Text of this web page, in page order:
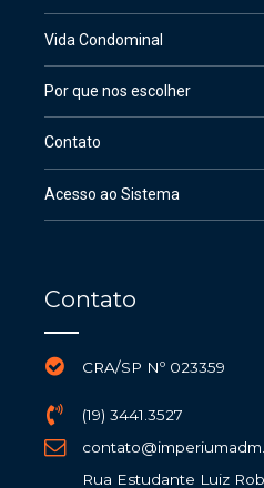
Vida Condominal
Por que nos escolher
Contato
Acesso ao Sistema
Contato
CRA/SP Nº 023359
(19) 3441.3527
Rua Estudante Luiz